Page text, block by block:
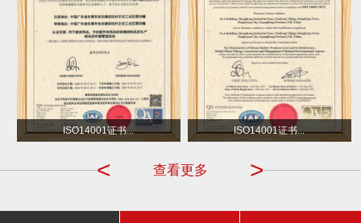
ISO14001证书... ISO14001证书...
>
查看更多
<
沃尔玛 小不点 DOT